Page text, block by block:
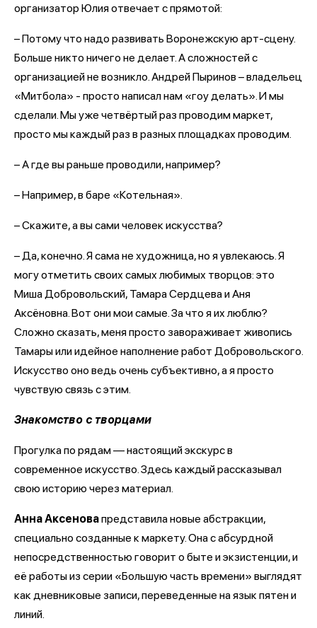
организатор Юлия отвечает с прямотой:
– Потому что надо развивать Воронежскую арт-сцену.
Больше никто ничего не делает. А сложностей с
организацией не возникло. Андрей Пыринов – владельец
«Митбола» - просто написал нам «гоу делать». И мы
сделали. Мы уже четвёртый раз проводим маркет,
просто мы каждый раз в разных площадках проводим.
– А где вы раньше проводили, например?
– Например, в баре «Котельная».
– Скажите, а вы сами человек искусства?
– Да, конечно. Я сама не художница, но я увлекаюсь. Я
могу отметить своих самых любимых творцов: это
Миша Добровольский, Тамара Сердцева и Аня
Аксёновна. Вот они мои самые. За что я их люблю?
Сложно сказать, меня просто завораживает живопись
Тамары или идейное наполнение работ Добровольского.
Искусство оно ведь очень субъективно, а я просто
чувствую связь с этим.
Знакомство с творцами
Прогулка по рядам — настоящий экскурс в
современное искусство. Здесь каждый рассказывал
свою историю через материал.
Анна Аксеновапредставила новые абстракции,
специально созданные к маркету. Она с абсурдной
непосредственностью говорит о быте и экзистенции, и
её работы из серии «Большую часть времени» выглядят
как дневниковые записи, переведенные на язык пятен и
линий.